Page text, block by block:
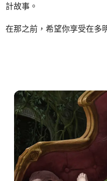
計故事。
在那之前，希望你享受在多